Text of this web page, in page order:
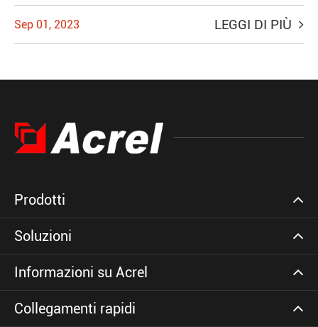
Sep 01, 2023 LEGGI DI PIÙ
Prodotti
Soluzioni
Informazioni su Acrel
Collegamenti rapidi